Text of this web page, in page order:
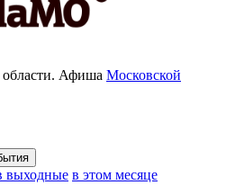
области. Афиша Московской
выходные в этом месяце